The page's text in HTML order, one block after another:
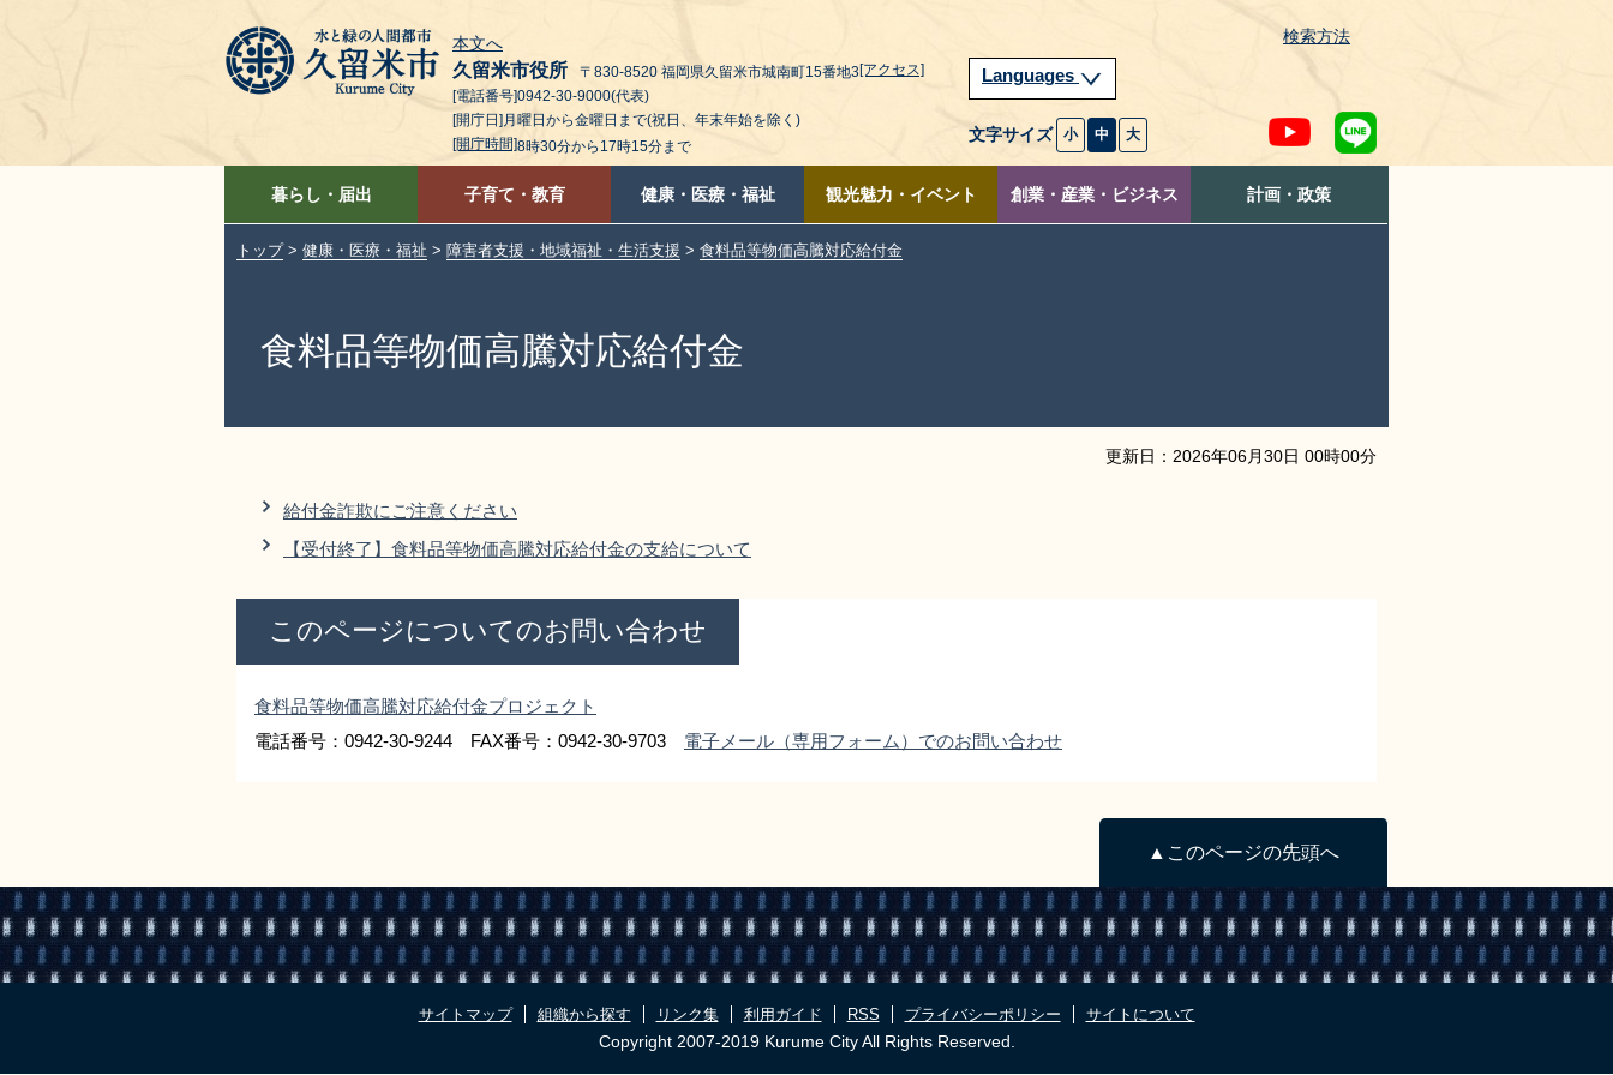
本文へ 検索方法
久留米市役所 〒830-8520 福岡県久留米市城南町15番地3[アクセス]
[電話番号]0942-30-9000(代表)
[開庁日]月曜日から金曜日まで(祝日、年末年始を除く)
[開庁時間]8時30分から17時15分まで
Languages
文字サイズ 小 中 大
暮らし・届出 子育て・教育 健康・医療・福祉 観光魅力・イベント 創業・産業・ビジネス 計画・政策
トップ> 健康・医療・福祉 > 障害者支援・地域福祉・生活支援 > 食料品等物価高騰対応給付金
食料品等物価高騰対応給付金
更新日： 2026年06月30日 00時00分
給付金詐欺にご注意ください
【受付終了】食料品等物価高騰対応給付金の支給について
このページについてのお問い合わせ
食料品等物価高騰対応給付金プロジェクト
電話番号：0942-30-9244 FAX番号：0942-30-9703 電子メール（専用フォーム）でのお問い合わせ
▲このページの先頭へ
サイトマップ 組織から探す リンク集 利用ガイド RSS プライバシーポリシー サイトについて
Copyright 2007-2019 Kurume City All Rights Reserved.